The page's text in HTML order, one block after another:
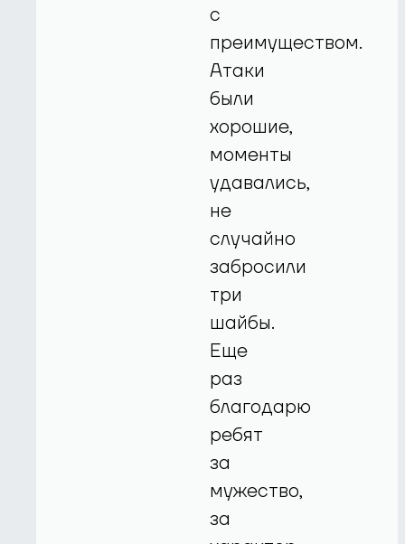
с
преимуществом.
Атаки
были
хорошие,
моменты
удавались,
не
случайно
забросили
три
шайбы.
Еще
раз
благодарю
ребят
за
мужество,
за